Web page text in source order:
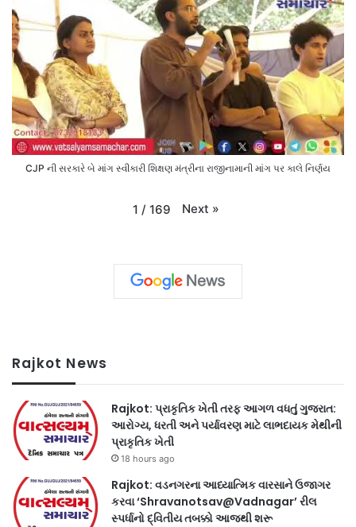
CJP ની સરકારે બે માંગ સ્વીકારી શિક્ષણ મંત્રીના રાજીનામાની માંગ પર કાલે નિર્ણય
1 / 169 Next »
Rajkot News
Rajkot: પ્રાકૃતિક ખેતી તરફ આગળ વધતું ગુજરાત:
આરોગ્ય, ધરતી અને પર્યાવરણ માટે લાભદાયક મેથીની
પ્રાકૃતિક ખેતી
18 hours ago
Rajkot: વડનગરના આધ્યાત્મિક વારસાને ઉજાગર
કરવા ‘Shravanotsav@Vadnagar’ રીલ
સ્પર્ધાનો દ્વિતીય તબક્કો આજથી શરૂ